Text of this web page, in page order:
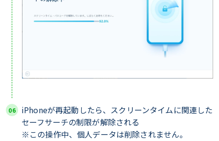
iPhoneが再起動したら、スクリーンタイムに関連した
セーフサーチの制限が解除される
※この操作中、個人データは削除されません。